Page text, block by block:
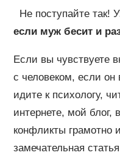
Не поступайте так!
если муж бесит и
Если вы чувствуете
с человеком, если он
идите к психологу,
интернете, мой блог,
конфликты грамотно
замечательная